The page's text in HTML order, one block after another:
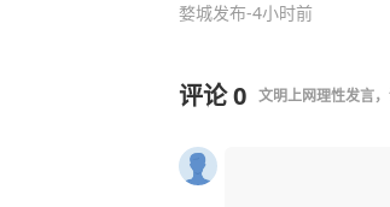
婺城发布-4小时前
评论0 文明上网理性发言